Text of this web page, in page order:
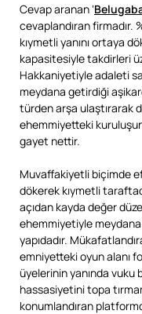
Cevap aranan ‘
cevaplandıran
kıymetli yanını ortaya
kapasitesiyle takdirleri
Hakkaniyetiyle adaleti
meydana getirdiği
türden arşa ulaştırarak
ehemmiyetteki kuruluşun
gayet nettir.
Muvaffakiyetli biçimde
dökerek kıymetli
açıdan kayda değer
ehemmiyetiyle
yapıdadır.
emniyetteki oyun alanı
üyelerinin yanında vuku
hassasiyetini topa
konumlandıran